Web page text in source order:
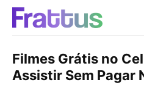
Filmes Grátis no
Assistir Sem Pagar